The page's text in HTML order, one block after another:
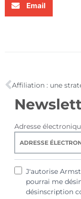
Email
Adresse
J'autorise
pourrai me
désinscription